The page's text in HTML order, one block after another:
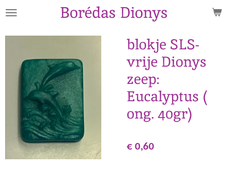
Ga
naar
hoofdinhoud
Borédas Dionys
blokje SLS-
vrije Dionys
zeep:
Eucalyptus (
ong. 40gr)
€ 0,60